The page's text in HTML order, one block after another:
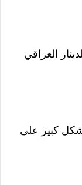
العراقي
كبير على